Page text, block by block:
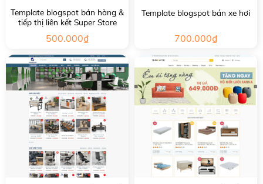
Template blogspot bán hàng &
tiếp thị liên kết Super Store
500.000₫
Template blogspot bán xe hơi
700.000₫